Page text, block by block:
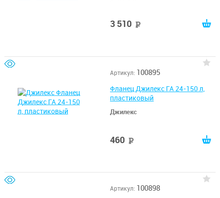
3 510
Артикул: 100895
Фланец Джилекс ГА 24-150 л,
пластиковый
Джилекс
460
Артикул: 100898